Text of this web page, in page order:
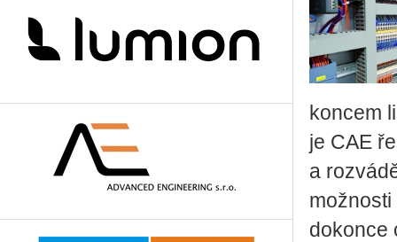
koncem
je CAE
a
dokonce